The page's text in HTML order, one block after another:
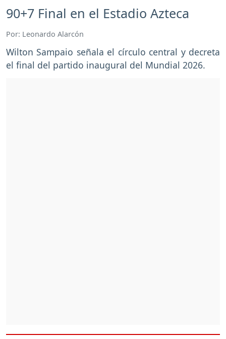
90+7 Final en el Estadio Azteca
Por: Leonardo Alarcón
Wilton Sampaio señala el círculo central y decreta
el final del partido inaugural del Mundial 2026.